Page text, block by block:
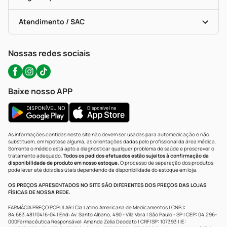
Troca E Devolução
Bulas De A A Z
Políticas De Marketplace
Testes Rápidos
Autoteste Covid-19
Certificado De Segurança
Portal Da Privacidade
Atendimento / SAC
WhatsApp (47) 9202-1687
Nossas redes sociais
Baixe nosso APP
As informações contidas neste site não devem ser usadas para automedicação e não
substituem, em hipótese alguma, as orientações dadas pelo profissional da área médica.
Somente o médico está apto a diagnosticar qualquer problema de saúde e prescrever o
tratamento adequado. Todos os pedidos efetuados estão sujeitos à confirmação da
disponibilidade de produto em nosso estoque.O processo de separação dos produtos
pode levar até dois dias úteis dependendo da disponibilidade do estoque em loja.
OS PREÇOS APRESENTADOS NO SITE SÃO DIFERENTES DOS PREÇOS DAS LOJAS
FÍSICAS DE NOSSA REDE.
FARMÁCIA PREÇO POPULAR | Cia Latino Americana de Medicamentos | CNPJ:
84.683.481/0416-04 | End: Av. Santo Albano, 490 - Vila Vera | São Paulo - SP | CEP: 04.296-
000Farmacêutica Responsável: Amanda Zelia Deodato | CRF/SP: 107393 | IE: